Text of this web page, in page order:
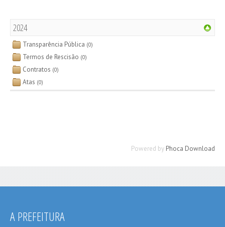
2024
Transparência Pública (0)
Termos de Rescisão (0)
Contratos (0)
Atas (0)
Powered by Phoca Download
A PREFEITURA